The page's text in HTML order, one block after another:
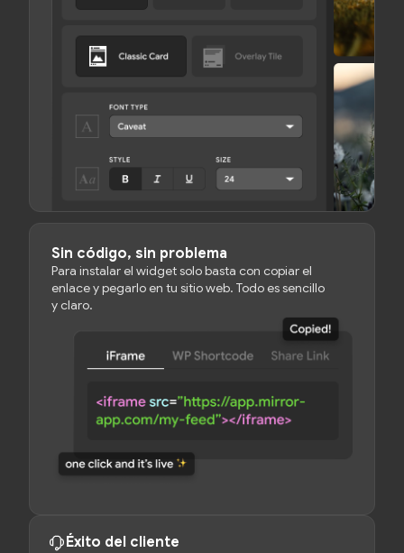
Sin código, sin problema
Para instalar el widget solo basta con copiar el
enlace y pegarlo en tu sitio web. Todo es sencillo
y claro.
Éxito del cliente